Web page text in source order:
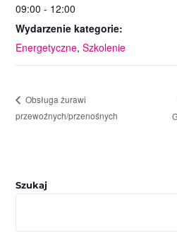
09:00 - 12:00
Wydarzenie kategorie:
Energetyczne,Szkolenie
Obsługa żurawi
przewoźnych/przenośnych
Szukaj